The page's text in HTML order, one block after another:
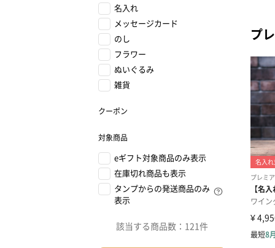
名入れ
メッセージカード
のし
フラワー
ぬいぐるみ
雑貨
クーポン
対象商品
eギフト対象商品のみ表示
在庫切れ商品も表示
タンプからの発送商品のみ
表示
該当する商品数： 121件
プ